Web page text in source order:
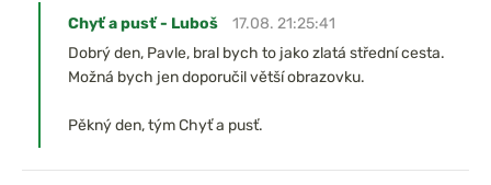
Chyť a pusť - Luboš
17.08. 21:25:41
Dobrý den, Pavle, bral bych to jako zlatá střední cesta.
Možná bych jen doporučil větší obrazovku.
Pěkný den, tým Chyť a pusť.